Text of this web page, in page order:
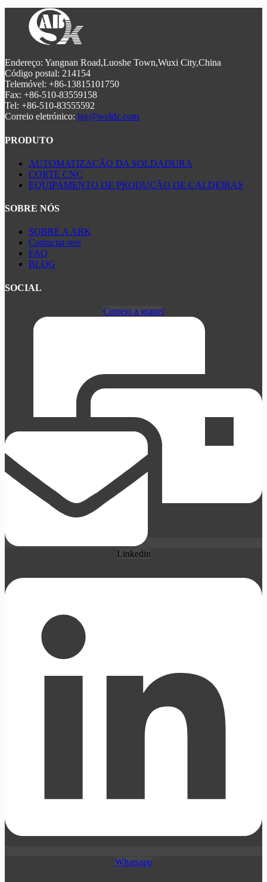
alta de 6000 bar, atingindo uma largura de corte de 1-1,5 mm
sem distorção térmica. Com certificação ATEX e sistema de
reciclagem de água 90%, é ideal para aplicações
aeroespaciais e automóveis. O design modular reduz os
para garantia de qualidade.
Endereço: Yangnan Road,Luoshe Town,Wuxi City,China
Código postal: 214154
Telemóvel: +86-13815101750
Fax: +86-510-83559158
Tel: +86-510-83555592
Correio eletrónico: jay@weldc.com
PRODUTO
AUTOMATIZAÇÃO DA SOLDADURA
CORTE CNC
EQUIPAMENTO DE PRODUÇÃO DE CALDEIRAS
SOBRE NÓS
SOBRE A ABK
Contactar-nos
FAQ
BLOG
SOCIAL
Correio a granel
Linkedin
Whatsapp